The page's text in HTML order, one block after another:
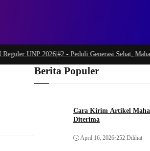
UNP 2026|#2 -Peduli Generasi Sehat,
Berita Populer
Cara Kirim Artikel
Diterima
April 16, 2026•252 Dilihat